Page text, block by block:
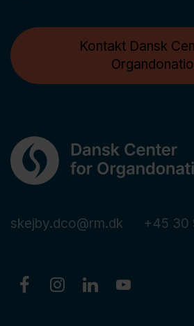
Kontakt Dansk
skejby.dco@rm.dk +45 30